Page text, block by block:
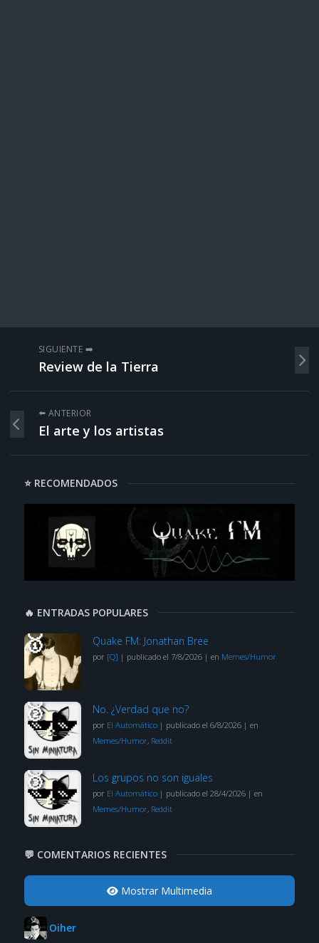
SIGUIENTE ➡️
Review de la Tierra
⬅️ ANTERIOR
El arte y los artistas
⭐ RECOMENDADOS
🔥 ENTRADAS POPULARES
Quake FM: Jonathan Bree
por [Q] | publicado el 7/8/2026| en Memes/Humor
No. ¿Verdad que no?
por El Automático| publicado el 6/8/2026| en
Memes/Humor, Reddit
Los grupos no son iguales
por El Automático| publicado el 28/4/2026| en
Memes/Humor, Reddit
💬 COMENTARIOS RECIENTES
Mostrar Multimedia
Oiher